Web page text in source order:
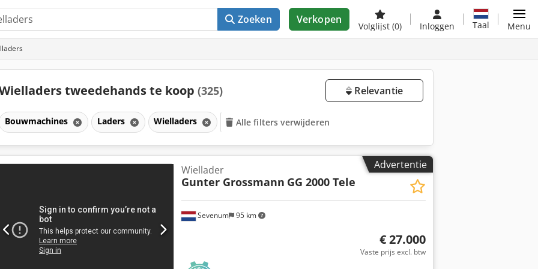
Zoeken Verkopen
Volglijst (0) Inloggen Taal Menu
tweedehands te koop (325) Relevantie
Bouwmachines Laders Wielladers Alle filters verwijderen
Advertentie
Sevenum 95 km
Wiellader
Gunter Grossmann GG 2000 Tele
€ 27.000
Vaste prijs excl. btw